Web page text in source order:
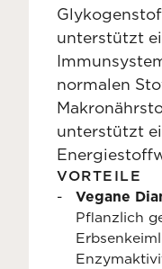
unterstützt
normalen
unterstützt
VORTEILE
Vegane
Pflanzlich